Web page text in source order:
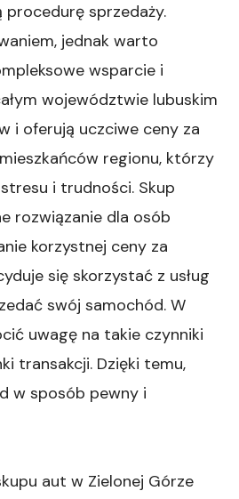
procedurę sprzedaży.
jednak warto
wsparcie i
województwie lubuskim
i oferują uczciwe ceny za
regionu, którzy
i trudności. Skup
rozwiązanie dla osób
korzystnej ceny za
się skorzystać z usług
swój samochód. W
uwagę na takie czynniki
transakcji. Dzięki temu,
w sposób pewny i
aut w Zielonej Górze